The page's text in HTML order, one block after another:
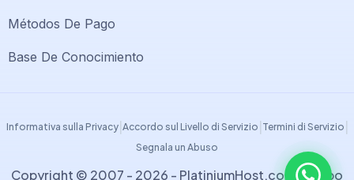
Métodos De Pago
Base De Conocimiento
Informativa sulla Privacy| Accordo sul Livello di Servizio Termini di Servizio
Segnala un Abuso
Copyright © 2007 - 2026 - PlatiniumHost.com | Grupo